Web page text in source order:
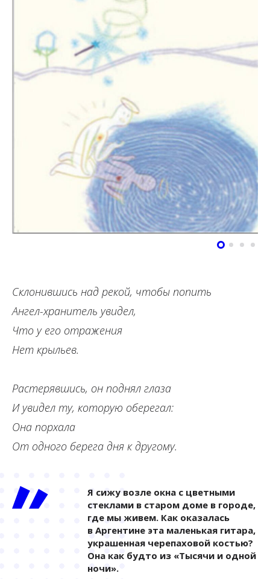
Склонившись над рекой, чтобы попить
Ангел-хранитель увидел,
Что у его отражения
Нет крыльев.
Растерявшись, он поднял глаза
И увидел ту, которую оберегал:
Она порхала
От одного берега дня к другому.
Я сижу возле окна с цветными
стеклами в старом доме в городе,
где мы живем. Как оказалась
в Аргентине эта маленькая гитара,
украшенная черепаховой костью?
Она как будто из «Тысячи и одной
ночи».